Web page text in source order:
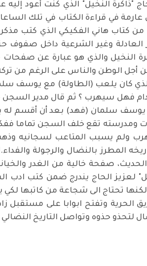
"ذاكرة النخيل" الذي كنت أعود
في قراءة الكتاب في تلك
هاني الفكيكي الذي كتب
العادلة وغير الشرعية داخل صفوف
النخيل والذي هو عبارة عن
والناس على الرغم من تركه
كان يلعب (الطاولة) مع يوسف
فهل سيهرب ؟ ثم قال مدير السجن
يوسف سلمان (فهد) بعد أن أقسم له
ومدرسته تقع خلف السجن تماما
ولم يسبب المتاعب لسجانيه
المطرز بالنضال والرجولة
صفحة خالية من الغدر
لعزيز الحاج يندرج ضمن كتب ادب
تحتاج الى شجاعة من كاتبها
الحرية وتفتح ابوابا على مستقبل
لتحذو حذوه وتواصل التاريخ